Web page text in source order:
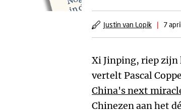
Justin van Lopik | 7
Xi Jinping, riep zijn
vertelt Pascal
China's next
Chinezen aan het